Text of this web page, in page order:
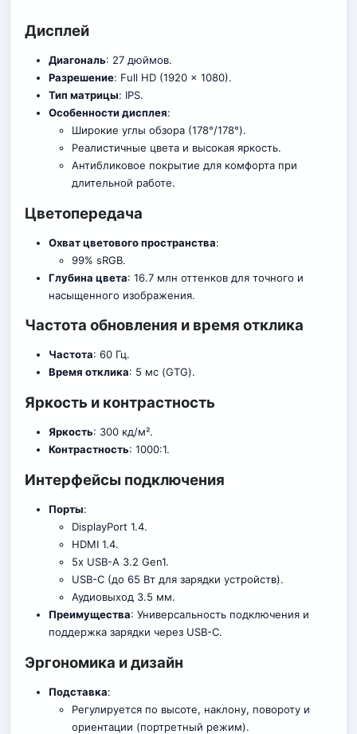
Дисплей
Диагональ: 27 дюймов.
Разрешение: Full HD (1920 x 1080).
Тип матрицы: IPS.
Особенности дисплея:
Широкие углы обзора (178°/178°).
Реалистичные цвета и высокая яркость.
Антибликовое покрытие для комфорта при
длительной работе.
Цветопередача
Охват цветового пространства:
99% sRGB.
Глубина цвета: 16.7 млн оттенков для точного и
насыщенного изображения.
Частота обновления и время отклика
Частота: 60 Гц.
Время отклика: 5 мс (GTG).
Яркость и контрастность
Яркость: 300 кд/м².
Контрастность: 1000:1.
Интерфейсы подключения
Порты:
DisplayPort 1.4.
HDMI 1.4.
5x USB-A 3.2 Gen1.
USB-C (до 65 Вт для зарядки устройств).
Аудиовыход 3.5 мм.
Преимущества: Универсальность подключения и
поддержка зарядки через USB-C.
Эргономика и дизайн
Подставка:
Регулируется по высоте, наклону, повороту и
ориентации (портретный режим).